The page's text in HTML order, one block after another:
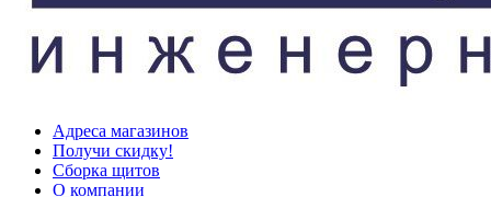
Адреса магазинов
Получи скидку!
Сборка щитов
О компании